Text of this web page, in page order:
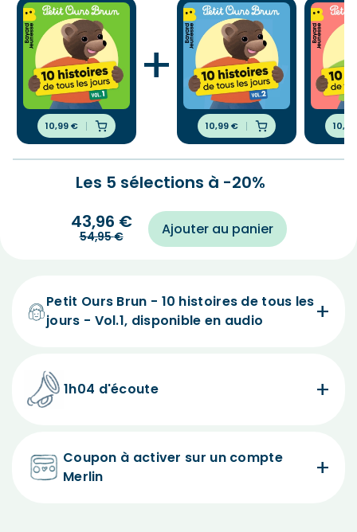
10,99€
+
10,99€
Les 5 sélections à -20%
43,96 €
54,95€ Ajouter au panier
Petit Ours Brun - 10 histoires de tous les
jours - Vol.1, disponible en audio
1h04 d'écoute
Coupon à activer sur un compte
Merlin